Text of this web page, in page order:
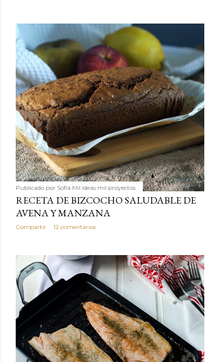
Publicado por Sofía Mil ideas mil proyectos
RECETA DE BIZCOCHO SALUDABLE DE
AVENA Y MANZANA
Compartir 12 comentarios